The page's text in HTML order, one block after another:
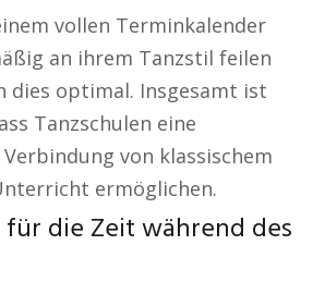
vollen Terminkalender
an ihrem Tanzstil feilen
dies optimal. Insgesamt ist
Tanzschulen eine
von klassischem
ermöglichen.
die Zeit während des